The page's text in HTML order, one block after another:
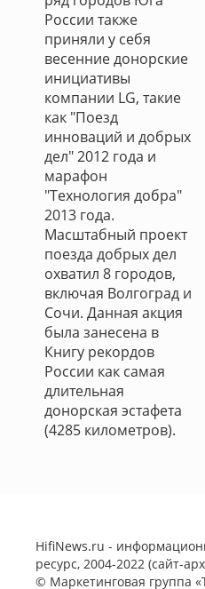
России также
приняли у себя
весенние донорские
инициативы
компании LG, такие
как "Поезд
инноваций и добрых
дел" 2012 года и
марафон
"Технология добра"
2013 года.
Масштабный проект
поезда добрых дел
охватил 8 городов,
включая Волгоград и
Сочи. Данная акция
была занесена в
Книгу рекордов
России как самая
длительная
донорская эстафета
(4285 километров).
HifiNews.ru -
ресурс, 2004-2022 (сайт-
© Маркетинговая группа